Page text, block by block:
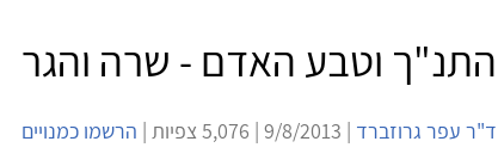
התנ"ך וטבע האדם - שרה והגר
ד"ר עפר גרוזברד | 9/8/2013 | 5,076 צפיות |
הרשמו כמנויים